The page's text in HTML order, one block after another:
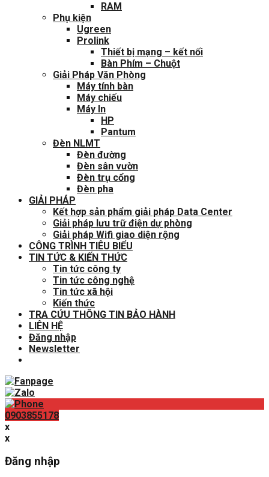
RAM
Phụ kiện
Ugreen
Prolink
Thiết bị mạng – kết nối
Bàn Phím – Chuột
Giải Pháp Văn Phòng
Máy tính bàn
Máy chiếu
Máy In
HP
Pantum
Đèn NLMT
Đèn đường
Đèn sân vườn
Đèn trụ cổng
Đèn pha
GIẢI PHÁP
Kết hợp sản phẩm giải pháp Data Center
Giải pháp lưu trữ điện dự phòng
Giải pháp Wifi giao diện rộng
CÔNG TRÌNH TIÊU BIỂU
TIN TỨC & KIẾN THỨC
Tin tức công ty
Tin tức công nghệ
Tin tức xã hội
Kiến thức
TRA CỨU THÔNG TIN BẢO HÀNH
LIÊN HỆ
Đăng nhập
Newsletter
0903855178
x
x
Đăng nhập